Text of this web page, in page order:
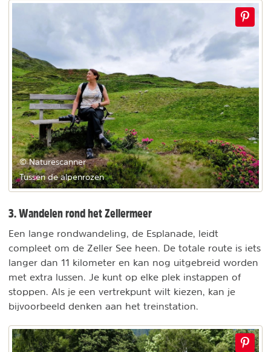
© Naturescanner
Tussen de alpenrozen
3. Wandelen rond het Zellermeer
Een lange rondwandeling, de Esplanade, leidt
compleet om de Zeller See heen. De totale route is iets
langer dan 11 kilometer en kan nog uitgebreid worden
met extra lussen. Je kunt op elke plek instappen of
stoppen. Als je een vertrekpunt wilt kiezen, kan je
bijvoorbeeld denken aan het treinstation.